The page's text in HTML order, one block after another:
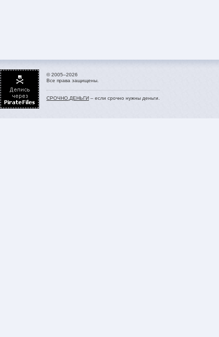
© 2005–2026
Все права защищены.
СРОЧНО.ДЕНЬГИ – если срочно нужны деньги.